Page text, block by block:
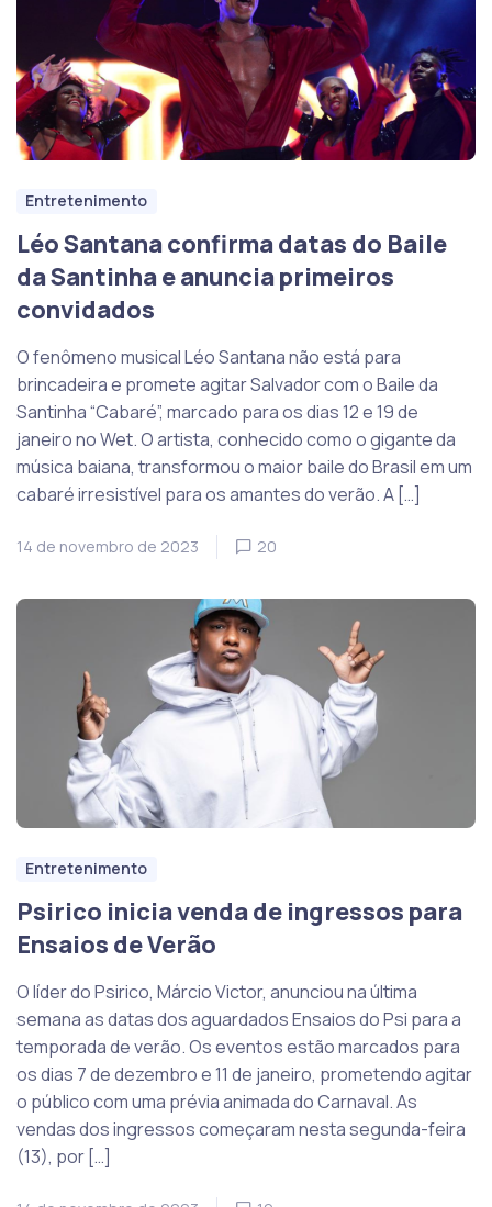
Entretenimento
Léo Santana confirma datas do Baile
da Santinha e anuncia primeiros
convidados
O fenômeno musical Léo Santana não está para
brincadeira e promete agitar Salvador com o Baile da
Santinha “Cabaré”, marcado para os dias 12 e 19 de
janeiro no Wet. O artista, conhecido como o gigante da
música baiana, transformou o maior baile do Brasil em um
cabaré irresistível para os amantes do verão. A […]
14 de novembro de 2023 20
Entretenimento
Psirico inicia venda de ingressos para
Ensaios de Verão
O líder do Psirico, Márcio Victor, anunciou na última
semana as datas dos aguardados Ensaios do Psi para a
temporada de verão. Os eventos estão marcados para
os dias 7 de dezembro e 11 de janeiro, prometendo agitar
o público com uma prévia animada do Carnaval. As
vendas dos ingressos começaram nesta segunda-feira
(13), por […]